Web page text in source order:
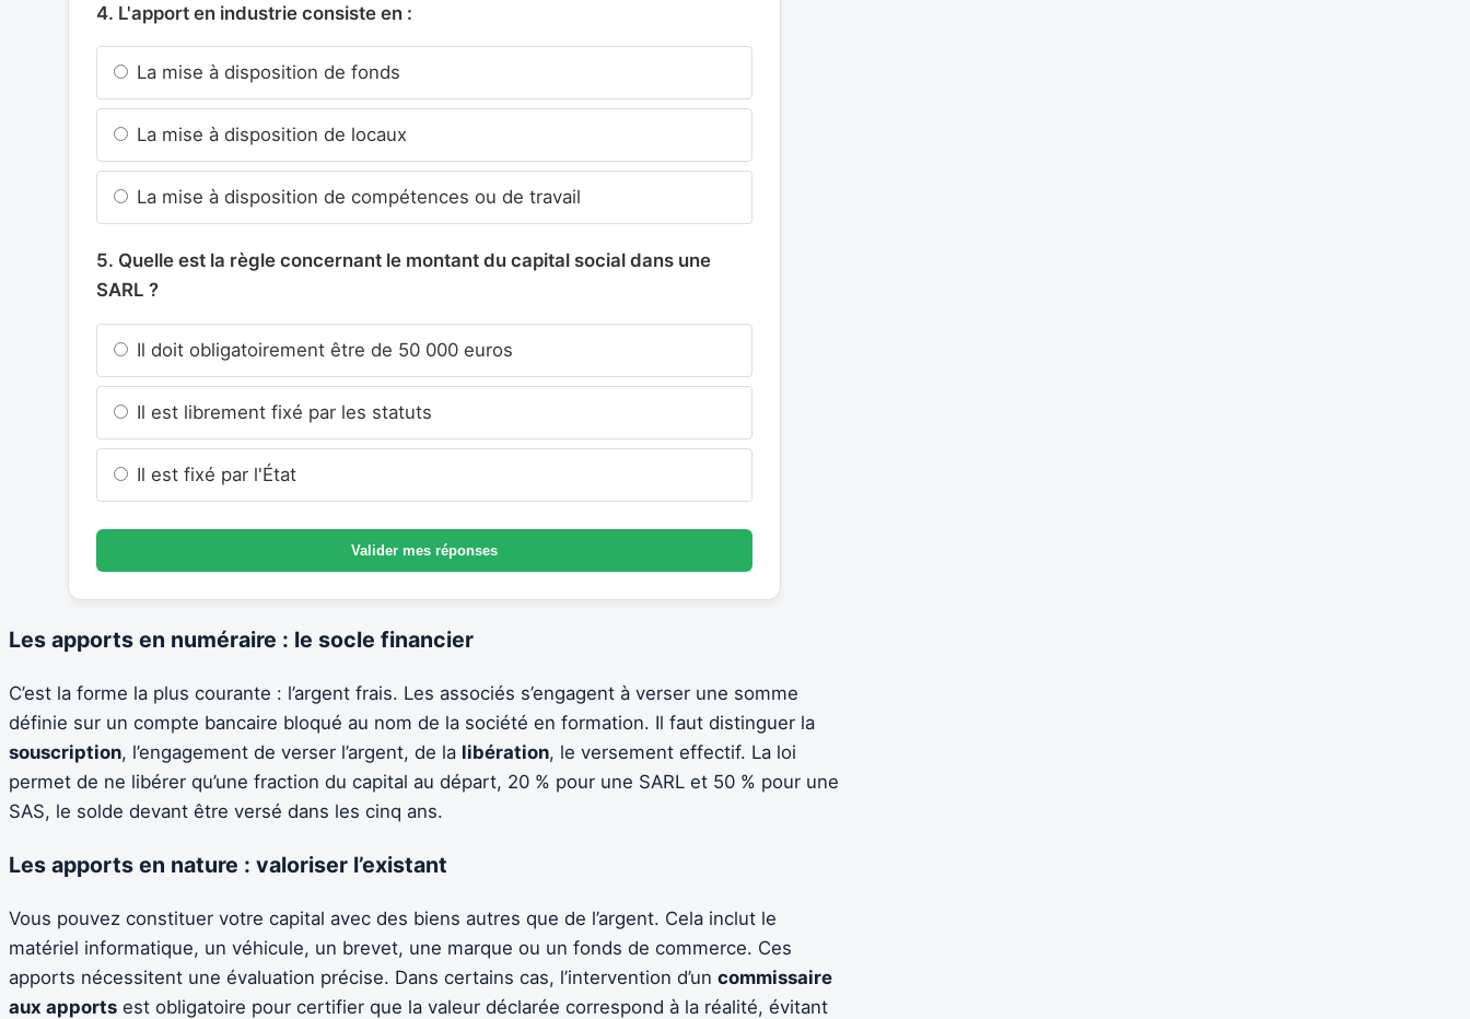
4. L'apport en industrie consiste en :
La mise à disposition de fonds
La mise à disposition de locaux
La mise à disposition de compétences ou de travail
5. Quelle est la règle concernant le montant du capital social dans une
SARL ?
Il doit obligatoirement être de 50 000 euros
Il est librement fixé par les statuts
Il est fixé par l'État
Valider mes réponses
Les apports en numéraire : le socle financier
C’est la forme la plus courante : l’argent frais. Les associés s’engagent à verser une somme
définie sur un compte bancaire bloqué au nom de la société en formation. Il faut distinguer la
souscription, l’engagement de verser l’argent, de la libération, le versement effectif. La loi
permet de ne libérer qu’une fraction du capital au départ, 20 % pour une SARL et 50 % pour une
SAS, le solde devant être versé dans les cinq ans.
Les apports en nature : valoriser l’existant
Vous pouvez constituer votre capital avec des biens autres que de l’argent. Cela inclut le
matériel informatique, un véhicule, un brevet, une marque ou un fonds de commerce. Ces
apports nécessitent une évaluation précise. Dans certains cas, l’intervention d’un commissaire
aux apports est obligatoire pour certifier que la valeur déclarée correspond à la réalité, évitant